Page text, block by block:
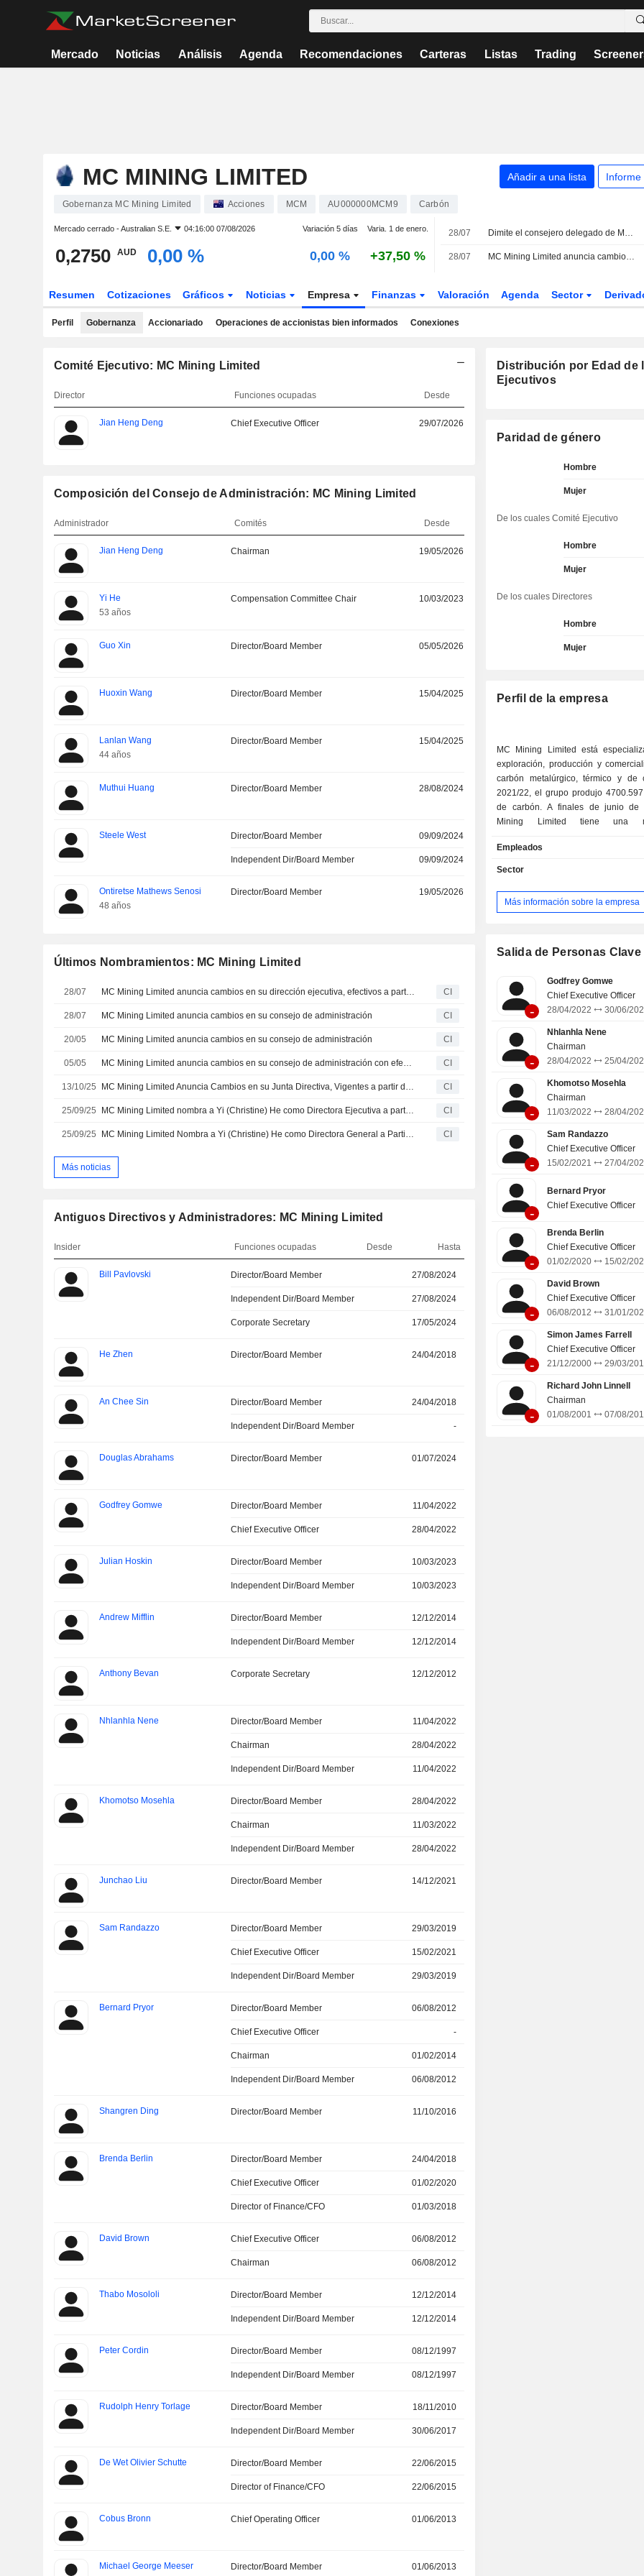
Mercado Noticias Análisis Agenda Recomendaciones Carteras Listas Trading
MC MINING LIMITED Añadir a una lista Informe
Gobernanza MC Mining Limited Acciones MCM AU000000MCM9 Carbón
Mercado cerrado -Australian S.E. 04:16:00 07/08/2026 Variación 5 días Varia. 1 de enero.
0,2750 AUD 0,00 % 0,00 % +37,50 %
28/07 Dimite el consejero delegado de MC Mining
28/07 MC Mining Limited anuncia cambios en su dirección ejecutiva, efectivos a partir del 29 de julio de 2026
Resumen Cotizaciones Gráficos Noticias Empresa Finanzas Valoración Agenda Sector
Perfil Gobernanza Accionariado Operaciones de accionistas bien informados Conexiones
Comité Ejecutivo: MC Mining Limited
Director Funciones ocupadas Desde
Jian Heng Deng Chief Executive Officer 29/07/2026
Composición del Consejo de Administración: MC Mining Limited
Administrador Comités Desde
Jian Heng Deng Chairman 19/05/2026
Yi He
53 años
Compensation Committee Chair 10/03/2023
Guo Xin Director/Board Member 05/05/2026
Huoxin Wang Director/Board Member 15/04/2025
Lanlan Wang
44 años
Director/Board Member 15/04/2025
Muthui Huang Director/Board Member 28/08/2024
Steele West Director/Board Member 09/09/2024
Independent Dir/Board Member 09/09/2024
Ontiretse Mathews Senosi
48 años
Director/Board Member 19/05/2026
Últimos Nombramientos: MC Mining Limited
28/07 MC Mining Limited anuncia cambios en su dirección ejecutiva, efectivos a partir del 29 de julio de 2026 CI
28/07 MC Mining Limited anuncia cambios en su consejo de administración CI
20/05 MC Mining Limited anuncia cambios en su consejo de administración CI
05/05 MC Mining Limited anuncia cambios en su consejo de administración con efecto a partir del 5 de mayo de 2026 CI
13/10/25 MC Mining Limited Anuncia Cambios en su Junta Directiva, Vigentes a partir del 15 de Octubre de 2025 CI
25/09/25 MC Mining Limited nombra a Yi (Christine) He como Directora Ejecutiva a partir del 1 de octubre de 2025 CI
25/09/25 MC Mining Limited Nombra a Yi (Christine) He como Directora General a Partir del 1 de Octubre de 2025 CI
Más noticias
Antiguos Directivos y Administradores: MC Mining Limited
Insider Funciones ocupadas Desde Hasta
Bill Pavlovski Director/Board Member 27/08/2024
Independent Dir/Board Member 27/08/2024 05/05/2026
Corporate Secretary 17/05/2024
He Zhen Director/Board Member 24/04/2018 15/10/2025
An Chee Sin Director/Board Member 24/04/2018 15/04/2025
Independent Dir/Board Member -
Douglas Abrahams Director/Board Member 01/07/2024
Godfrey Gomwe Director/Board Member 11/04/2022
Chief Executive Officer 28/04/2022
Julian Hoskin Director/Board Member 10/03/2023
Independent Dir/Board Member 10/03/2023
Andrew Mifflin Director/Board Member 12/12/2014
Independent Dir/Board Member 12/12/2014
Anthony Bevan Corporate Secretary 12/12/2012
Nhlanhla Nene Director/Board Member 11/04/2022
Chairman 28/04/2022
Independent Dir/Board Member 11/04/2022
Khomotso Mosehla Director/Board Member 28/04/2022
Chairman 11/03/2022
Independent Dir/Board Member 28/04/2022
Junchao Liu Director/Board Member 14/12/2021
Sam Randazzo Director/Board Member 29/03/2019
Chief Executive Officer 15/02/2021
Independent Dir/Board Member 29/03/2019
Bernard Pryor Director/Board Member 06/08/2012
Chief Executive Officer -
Chairman 01/02/2014
Independent Dir/Board Member 06/08/2012
Shangren Ding Director/Board Member 11/10/2016
Brenda Berlin Director/Board Member 24/04/2018
Chief Executive Officer 01/02/2020
Director of Finance/CFO 01/03/2018
David Brown Chief Executive Officer 06/08/2012
Chairman 06/08/2012
Thabo Mosololi Director/Board Member 12/12/2014
Independent Dir/Board Member 12/12/2014
Peter Cordin Director/Board Member 08/12/1997
Independent Dir/Board Member 08/12/1997
Rudolph Henry Torlage Director/Board Member 18/11/2010
Independent Dir/Board Member 30/06/2017
De Wet Olivier Schutte Director/Board Member 22/06/2015
Director of Finance/CFO 22/06/2015
Cobus Bronn Chief Operating Officer 01/06/2013
Michael George Meeser Director/Board Member 01/06/2013
Distribución por Edad de
Ejecutivos
Paridad de género
Hombre
Mujer
De los cuales Comité Ejecutivo
Hombre
Mujer
De los cuales Directores
Hombre
Mujer
Perfil de la empresa
MC Mining Limited está
exploración, producción y
carbón metalúrgico, térmico y de
2021/22, el grupo produjo
de carbón. A finales de junio de
Mining Limited tiene una
mineros (Makhado, Vele
Generaal y Mopane) situados en
Empleados
Sector
Más información sobre la empresa
Salida de Personas Clave
-
Godfrey Gomwe
Chief Executive Officer
28/04/2022
30/06/
-
Nhlanhla Nene
Chairman
28/04/2022
25/04/
-
Khomotso Mosehla
Chairman
11/03/2022
28/04/
-
Sam Randazzo
Chief Executive Officer
15/02/2021
27/04/
-
Bernard Pryor
Chief Executive Officer
-
Brenda Berlin
Chief Executive Officer
01/02/2020
15/02/
-
David Brown
Chief Executive Officer
06/08/2012
31/01/
-
Simon James Farrell
Chief Executive Officer
21/12/2000
29/03/
-
Richard John Linnell
Chairman
01/08/2001
07/08/